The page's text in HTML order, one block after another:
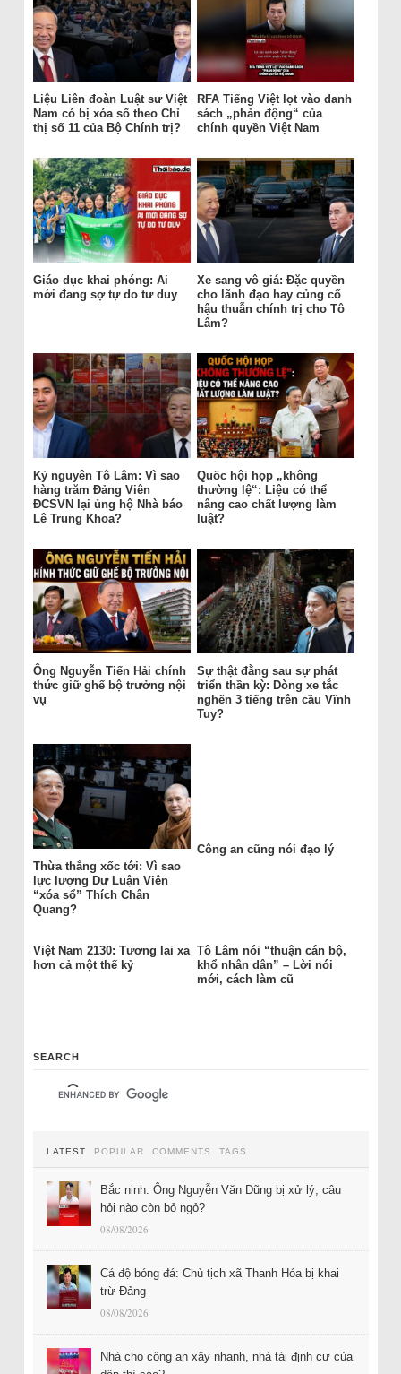
Liệu Liên đoàn Luật sư Việt
Nam có bị xóa sổ theo Chỉ
thị số 11 của Bộ Chính trị?
RFA Tiếng Việt lọt vào danh
sách „phản động“ của
chính quyền Việt Nam
Giáo dục khai phóng: Ai
mới đang sợ tự do tư duy
Xe sang vô giá: Đặc quyền
cho lãnh đạo hay củng cố
hậu thuẫn chính trị cho Tô
Lâm?
Kỷ nguyên Tô Lâm: Vì sao
hàng trăm Đảng Viên
ĐCSVN lại ủng hộ Nhà báo
Lê Trung Khoa?
Quốc hội họp „không
thường lệ“: Liệu có thể
nâng cao chất lượng làm
luật?
Ông Nguyễn Tiến Hải chính
thức giữ ghế bộ trưởng nội
vụ
Sự thật đằng sau sự phát
triển thần kỳ: Dòng xe tắc
nghẽn 3 tiếng trên cầu Vĩnh
Tuy?
Thừa thắng xốc tới: Vì sao
lực lượng Dư Luận Viên
“xóa sổ” Thích Chân
Quang?
Công an cũng nói đạo lý
Việt Nam 2130: Tương lai xa
hơn cả một thế kỷ
Tô Lâm nói “thuận cán bộ,
khổ nhân dân” – Lời nói
mới, cách làm cũ
SEARCH
LATEST POPULAR COMMENTS TAGS
Bắc ninh: Ông Nguyễn Văn Dũng bị xử lý, câu
hỏi nào còn bỏ ngỏ?
08/08/2026
Cá độ bóng đá: Chủ tịch xã Thanh Hóa bị khai
trừ Đảng
08/08/2026
Nhà cho công an xây nhanh, nhà tái định cư của